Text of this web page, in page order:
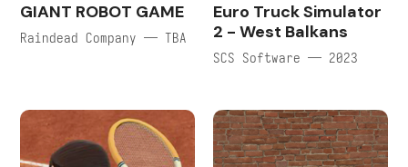
GIANT ROBOT GAME
Raindead Company — TBA
Euro Truck Simulator
2 - West Balkans
SCS Software — 2023